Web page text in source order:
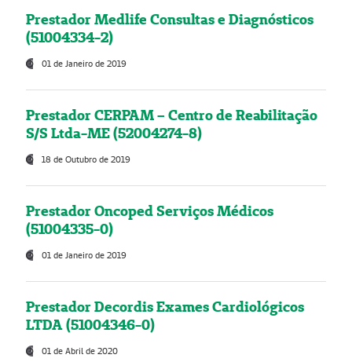
Prestador Medlife Consultas e Diagnósticos
(51004334-2)
01 de Janeiro de 2019
Prestador CERPAM – Centro de Reabilitação
S/S Ltda-ME (52004274-8)
18 de Outubro de 2019
Prestador Oncoped Serviços Médicos
(51004335-0)
01 de Janeiro de 2019
Prestador Decordis Exames Cardiológicos
LTDA (51004346-0)
01 de Abril de 2020